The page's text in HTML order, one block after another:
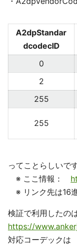
A2dpStandar
dcodecID
0
2
255
255
ってことらしいで
※ ここ情報：
※ リンク先は16
検証で利用した
https://
対応コーデック